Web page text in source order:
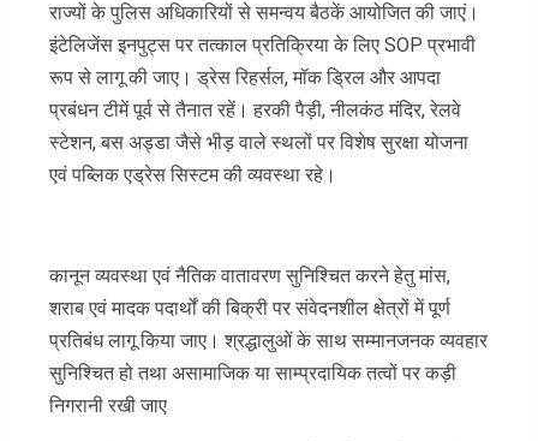
राज्यों के पुलिस अधिकारियों से समन्वय बैठकें आयोजित की जाएं।
इंटेलिजेंस इनपुट्स पर तत्काल प्रतिक्रिया के लिए SOP प्रभावी
रूप से लागू की जाए। ड्रेस रिहर्सल, मॉक ड्रिल और आपदा
प्रबंधन टीमें पूर्व से तैनात रहें। हरकी पैड़ी, नीलकंठ मंदिर, रेलवे
स्टेशन, बस अड्डा जैसे भीड़ वाले स्थलों पर विशेष सुरक्षा योजना
एवं पब्लिक एड्रेस सिस्टम की व्यवस्था रहे।
कानून व्यवस्था एवं नैतिक वातावरण सुनिश्चित करने हेतु मांस,
शराब एवं मादक पदार्थों की बिक्री पर संवेदनशील क्षेत्रों में पूर्ण
प्रतिबंध लागू किया जाए। श्रद्धालुओं के साथ सम्मानजनक व्यवहार
सुनिश्चित हो तथा असामाजिक या साम्प्रदायिक तत्वों पर कड़ी
निगरानी रखी जाए